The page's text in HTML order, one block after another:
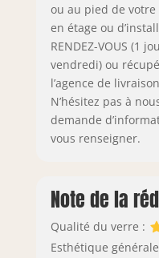
ou au pied de
en étage ou
RENDEZ-VOUS (1
vendredi) ou
l’agence de
N’hésitez pas à
demande
vous renseigner.
Note de la
Qualité du verre :
Esthétique